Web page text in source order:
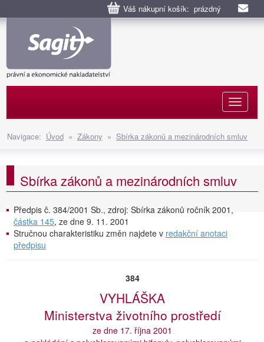
Váš nákupní košík: prázdný
Navigace: Úvod » Zákony » Sbírka zákonů a mezinárodních smluv
Sbírka zákonů a mezinárodních smluv
Předpis č. 384/2001 Sb., zdroj: Sbírka zákonů ročník 2001,
částka 145, ze dne 9. 11. 2001
Stručnou charakteristiku změn najdete v redakční anotaci
předpisu
384
VYHLÁŠKA
Ministerstva životního prostředí
ze dne 17. října 2001